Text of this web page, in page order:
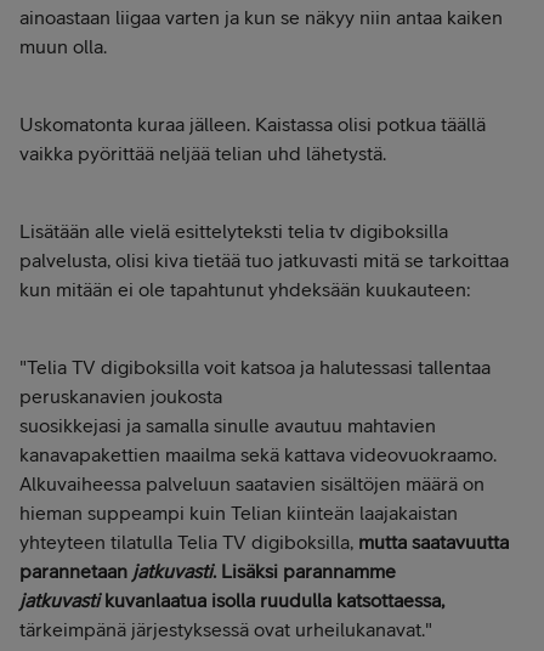
ainoastaan liigaa varten ja kun se näkyy niin antaa kaiken
muun olla.
Uskomatonta kuraa jälleen. Kaistassa olisi potkua täällä
vaikka pyörittää neljää telian uhd lähetystä.
Lisätään alle vielä esittelyteksti telia tv digiboksilla
palvelusta, olisi kiva tietää tuo jatkuvasti mitä se tarkoittaa
kun mitään ei ole tapahtunut yhdeksään kuukauteen:
"Telia TV digiboksilla voit katsoa ja halutessasi tallentaa
peruskanavien joukosta
suosikkejasi ja samalla sinulle avautuu mahtavien
kanavapakettien maailma sekä kattava videovuokraamo.
Alkuvaiheessa palveluun saatavien sisältöjen määrä on
hieman suppeampi kuin Telian kiinteän laajakaistan
yhteyteen tilatulla Telia TV digiboksilla, mutta saatavuutta
parannetaan jatkuvasti. Lisäksi parannamme
jatkuvastikuvanlaatua isolla ruudulla katsottaessa,
tärkeimpänä järjestyksessä ovat urheilukanavat."